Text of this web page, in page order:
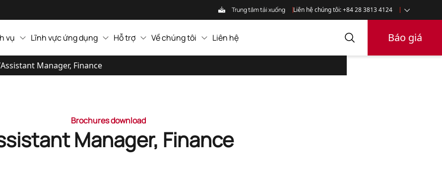
Trung tâm tải xuống Liên hệ chúng tôi: +84 28 3813 4124
vụ Lĩnh vực ứng dụng Hỗ trợ Về chúng tôi Liên hệ Báo giá
Assistant Manager, Finance
Brochures download
Manager, Finance